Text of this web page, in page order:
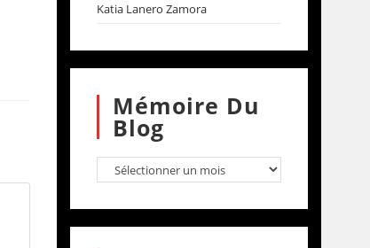
Katia Lanero Zamora
Mémoire Du
Blog